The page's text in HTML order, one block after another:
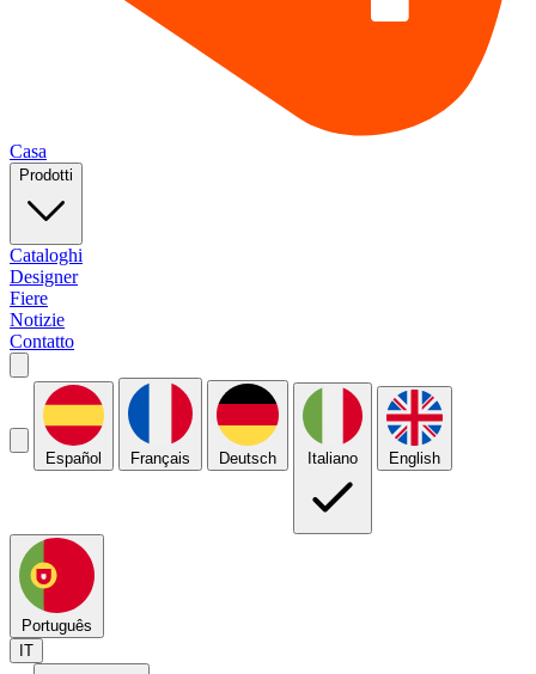
Casa
Prodotti
Cataloghi
Designer
Fiere
Notizie
Contatto
Español Français Deutsch Italiano English
Português
IT